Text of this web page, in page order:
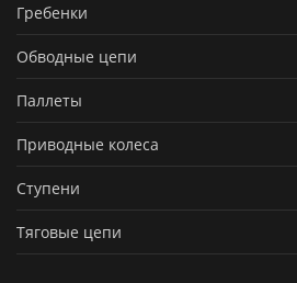
Гребенки
Обводные цепи
Паллеты
Приводные колеса
Ступени
Тяговые цепи